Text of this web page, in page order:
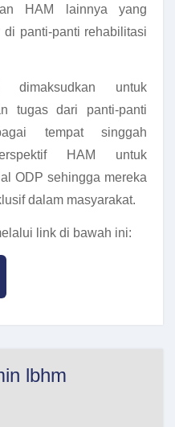
HAM lainnya yang
panti-panti rehabilitasi
dimaksudkan untuk
tugas dari panti-panti
tempat singgah
HAM untuk
ODP sehingga mereka
dalam masyarakat.
link di bawah ini:
lbhm